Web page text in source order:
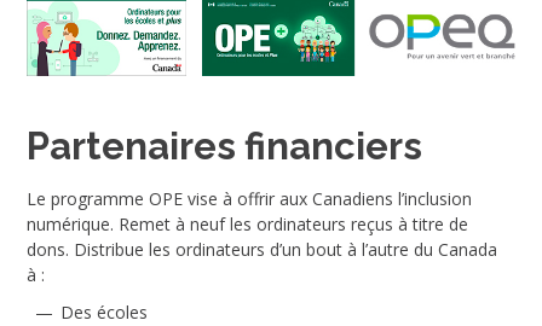
Partenaires financiers
Le programme OPE vise à offrir aux Canadiens l’inclusion
numérique. Remet à neuf les ordinateurs reçus à titre de
dons. Distribue les ordinateurs d’un bout à l’autre du Canada
à :
Des écoles